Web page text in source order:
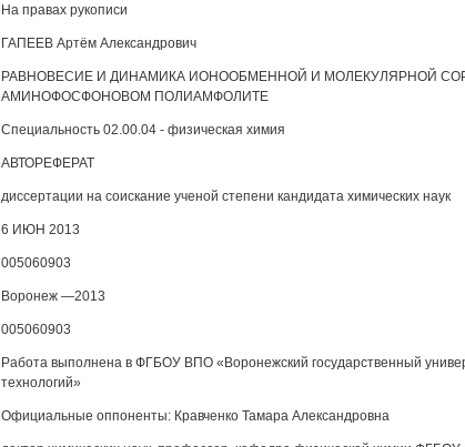
На правах рукописи
ГАПЕЕВ Артём Александрович
РАВНОВЕСИЕ И ДИНАМИКА ИОНООБМЕННОЙ И МОЛЕКУЛЯРНОЙ
АМИНОФОСФОНОВОМ ПОЛИАМФОЛИТЕ
Специальность 02.00.04 - физическая химия
АВТОРЕФЕРАТ
диссертации на соискание ученой степени кандидата химических наук
6 ИЮН 2013
005060903
Воронеж —2013
005060903
Работа выполнена в ФГБОУ ВПО «Воронежский государственный
технологий»
Официальные оппоненты: Кравченко Тамара Александровна